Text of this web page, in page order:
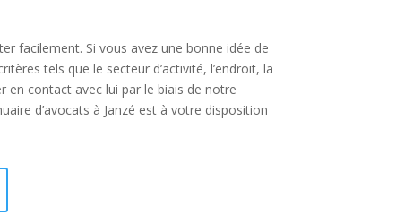
facilement. Si vous avez une bonne idée de
tels que le secteur d’activité, l’endroit, la
en contact avec lui par le biais de notre
d’avocats à Janzé est à votre disposition